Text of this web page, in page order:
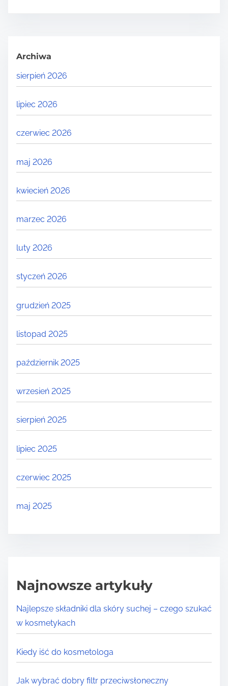
Archiwa
sierpień 2026
lipiec 2026
czerwiec 2026
maj 2026
kwiecień 2026
marzec 2026
luty 2026
styczeń 2026
grudzień 2025
listopad 2025
październik 2025
wrzesień 2025
sierpień 2025
lipiec 2025
czerwiec 2025
maj 2025
Najnowsze artykuły
Najlepsze składniki dla skóry suchej – czego szukać
w kosmetykach
Kiedy iść do kosmetologa
Jak wybrać dobry filtr przeciwsłoneczny